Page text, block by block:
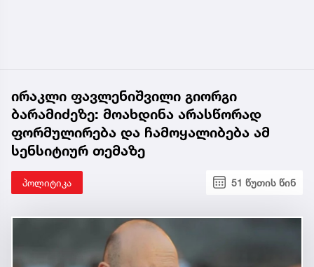
ირაკლი ფავლენიშვილი გიორგი
ბარამიძეზე: მოახდინა არასწორად
ფორმულირება და ჩამოყალიბება ამ
სენსიტიურ თემაზე
პოლიტიკა 51 წუთის წინ